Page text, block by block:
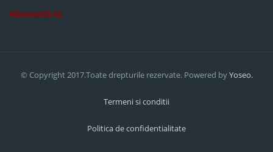
Abonează-te
© Copyright 2017.Toate drepturile rezervate. Powered byYoseo.
Termeni si conditii
Politica de confidentialitate